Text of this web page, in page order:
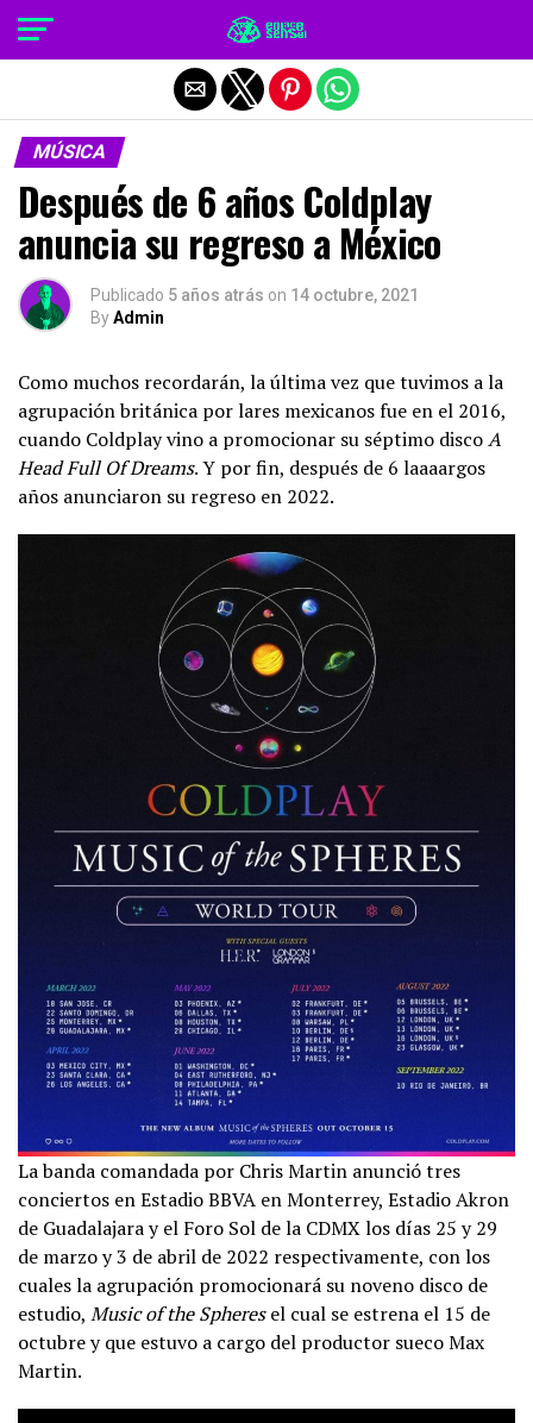
MÚSICA
Después de 6 años Coldplay
anuncia su regreso a México
Publicado 5 años atrás on 14 octubre, 2021
ByAdmin
Como muchos recordarán, la última vez que tuvimos a la
agrupación británica por lares mexicanos fue en el 2016,
cuando Coldplay vino a promocionar su séptimo discoA
Head Full Of Dreams. Y por fin, después de 6 laaaargos
años anunciaron su regreso en 2022.
La banda comandada por Chris Martin anunció tres
conciertos en Estadio BBVA en Monterrey, Estadio Akron
de Guadalajara y el Foro Sol de la CDMXlos días 25 y 29
de marzo y 3 de abril de 2022 respectivamente, con los
cuales la agrupación promocionará su noveno disco de
estudio, Music of the Spheresel cual se estrena el 15 de
octubre y que estuvo a cargo del productor sueco Max
Martin.
Salir de la versión móvil